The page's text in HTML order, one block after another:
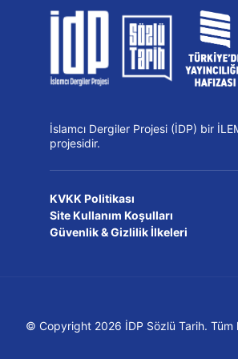
İslamcı Dergiler Projesi (İDP) bir
projesidir.
KVKK Politikası
Site Kullanım Koşulları
Güvenlik & Gizlilik İlkeleri
© Copyright 2026 İDP Sözlü Tarih. Tüm